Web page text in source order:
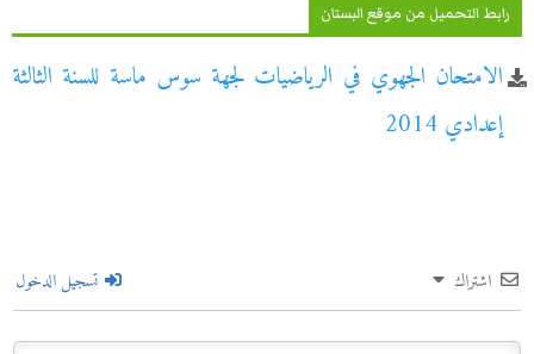
رابط التحميل من موقع البستان
الامتحان الجهوي في الرياضيات لجهة سوس ماسة للسنة الثالثة
إعدادي 2014
اشتراك تسجيل الدخول